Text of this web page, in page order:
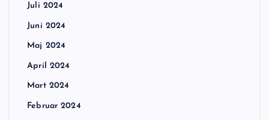
Juli 2024
Juni 2024
Maj 2024
April 2024
Mart 2024
Februar 2024